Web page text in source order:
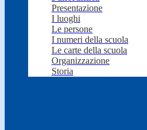
Presentazione
I luoghi
Le persone
I numeri della scuola
Le carte della scuola
Organizzazione
Storia